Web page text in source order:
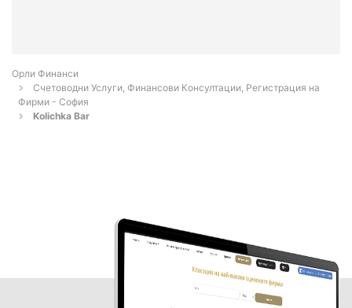
Орли Финанси
Счетоводни Услуги, Финансови Консултации, Регистрация на
Фирми - София
Kolichka Bar